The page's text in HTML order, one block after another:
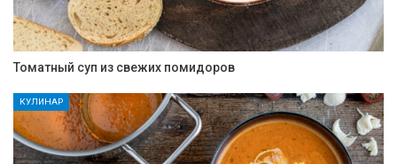
Томатный суп из свежих помидоров
КУЛИНАР